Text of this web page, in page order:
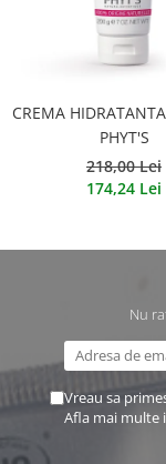
CREMA
PHYT'S
218,00 Lei
174,24 Lei
Nu
Vreau sa
Afla mai multe